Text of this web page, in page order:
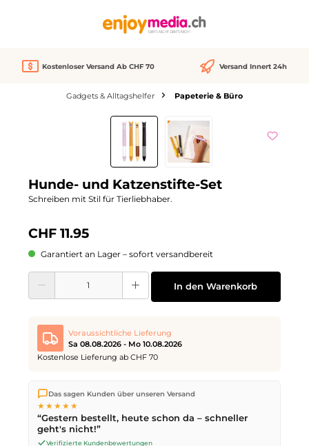
Kostenloser Versand Ab CHF 70 Versand Innert 24h
Gadgets & Alltagshelfer Papeterie & Büro
Bildergalerie überspringen
Hunde- und Katzenstifte-Set
Schreiben mit Stil für Tierliebhaber.
CHF 11.95
Garantiert an Lager – sofort versandbereit
Produkt Anzahl: Gib den gewünschten Wert ein oder benutze die
In den Warenkorb
Voraussichtliche Lieferung
Sa 08.08.2026 - Mo 10.08.2026
Kostenlose Lieferung ab CHF 70
Wir versenden direkt aus unserem Lager in Kriens. Ab
ist die Lieferung kostenlos. Bestellungen bis
werden noch am selben Tag versendet – Zustellung am
nächsten Werktagmit der Schweizerischen Post.
Samstagszustellung am
bisFreitag, 17 Uhr.
Das sagen Kunden über unseren Versand
★★★★★
“Gestern bestellt, heute schon da – schneller
geht's nicht!”
Verifizierte Kundenbewertungen